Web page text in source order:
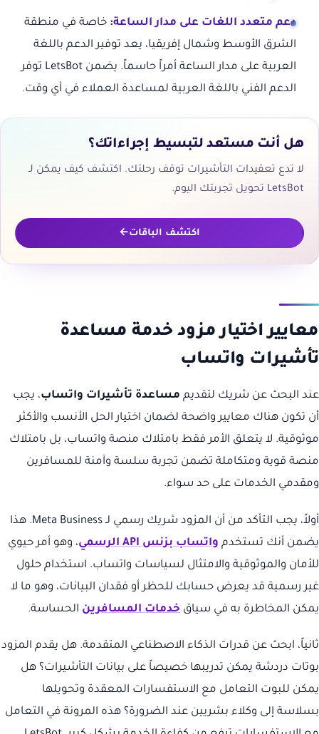
دعم متعدد اللغات على مدار الساعة: خاصة في منطقة
الشرق الأوسط وشمال إفريقيا، يعد توفير الدعم باللغة
العربية على مدار الساعة أمراً حاسماً. يضمن LetsBot توفر
الدعم الفني باللغة العربية لمساعدة العملاء في أي وقت.
هل أنت مستعد لتبسيط إجراءاتك؟
لا تدع تعقيدات التأشيرات توقف رحلتك. اكتشف كيف يمكن لـ
LetsBot تحويل تجربتك اليوم.
اكتشف الباقات
معايير اختيار مزود خدمة مساعدة
تأشيرات واتساب
عند البحث عن شريك لتقديم مساعدة تأشيرات واتساب، يجب
أن تكون هناك معايير واضحة لضمان اختيار الحل الأنسب والأكثر
موثوقية. لا يتعلق الأمر فقط بامتلاك منصة واتساب، بل بامتلاك
منصة قوية ومتكاملة تضمن تجربة سلسة وآمنة للمسافرين
ومقدمي الخدمات على حد سواء.
أولاً، يجب التأكد من أن المزود شريك رسمي لـ Meta Business. هذا
يضمن أنك تستخدم واتساب بزنس API الرسمي
، وهو أمر حيوي
للأمان والموثوقية والامتثال لسياسات واتساب. استخدام حلول
غير رسمية قد يعرض حسابك للحظر أو فقدان البيانات، وهو ما لا
يمكن المخاطرة به في سياق خدمات المسافرين الحساسة.
ثانياً، ابحث عن قدرات الذكاء الاصطناعي المتقدمة. هل يقدم المزود
بوتات دردشة يمكن تدريبها خصيصاً على بيانات التأشيرات؟ هل
يمكن للبوت التعامل مع الاستفسارات المعقدة وتحويلها
بسلاسة إلى وكلاء بشريين عند الضرورة؟ هذه المرونة في التعامل